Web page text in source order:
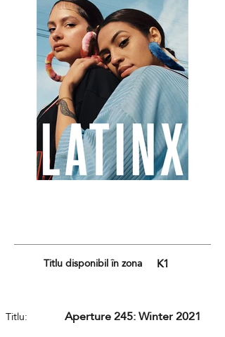
Titlu disponibil în zona K1
Titlu: Aperture 245: Winter 2021